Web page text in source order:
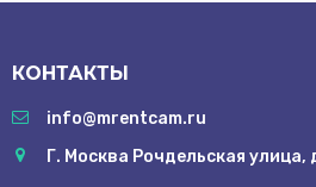
КОНТАКТЫ
info@mrentcam.ru
Г. Москва Рочдельская улица,